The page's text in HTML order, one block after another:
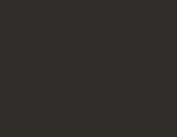
arbejde med, at
bliver fremtrædende i
strategiske
mere attraktivt og
Centrale